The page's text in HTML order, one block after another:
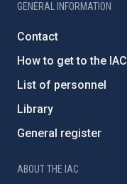
GENERAL INFORMATION
Contact
How to get to the IAC
List of personnel
Library
General register
ABOUT THE IAC